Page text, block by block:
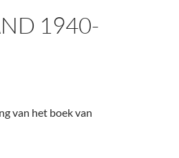
1940-
van het boek van